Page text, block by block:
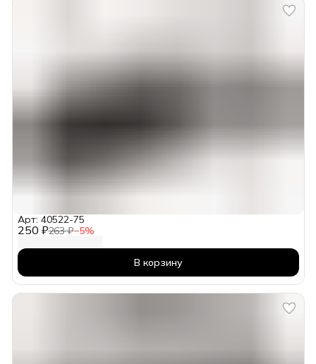
250 ₽263 ₽−5%
Арт: 40522-75
В корзину